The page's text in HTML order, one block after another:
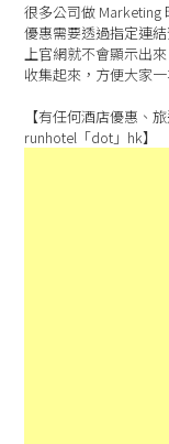
很多公司做 Marketing
優惠需要透過指定連
上官網就不會顯示出
收集起來，方便大家一
【有任何酒店優惠、
runhotel「dot」hk】